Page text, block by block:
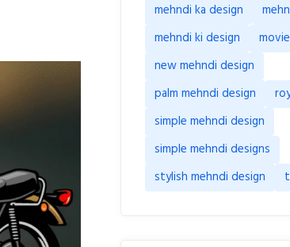
mehndi ka design
mehndi ki design
new mehndi design
palm mehndi design
simple mehndi design
simple mehndi designs
stylish mehndi design